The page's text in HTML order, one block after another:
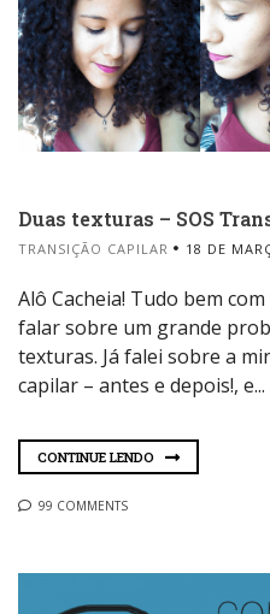
Duas texturas – SOS
TRANSIÇÃO CAPILAR 18 DE
Alô Cacheia! Tudo bem
falar sobre um grande
texturas. Já falei sobre a
capilar – antes e depois!, e...
CONTINUE LENDO
99 COMMENTS